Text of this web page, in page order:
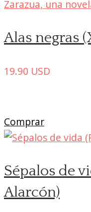
Alas negras
19.90 USD
Comprar
Sépalos de
Alarcón)